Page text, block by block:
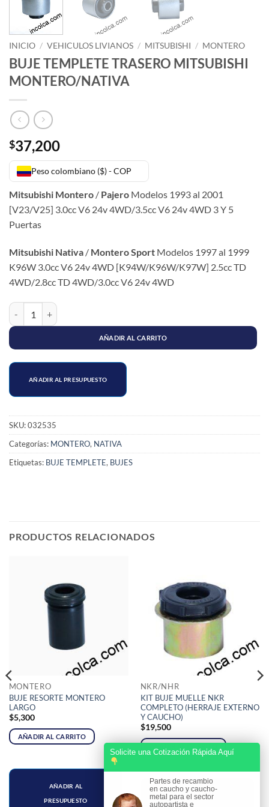
INICIO / VEHICULOS LIVIANOS / MITSUBISHI / MONTERO
BUJE TEMPLETE TRASERO MITSUBISHI
MONTERO/NATIVA
$37,200
Peso colombiano ($) - COP
Mitsubishi Montero / Pajero Modelos 1993 al 2001
[V23/V25] 3.0cc V6 24v 4WD/3.5cc V6 24v 4WD 3 Y 5
Puertas
Mitsubishi Nativa / MonteroSport Modelos 1997 al 1999
K96W 3.0cc V6 24v 4WD [K94W/K96W/K97W] 2.5cc TD
4WD/2.8cc TD 4WD/3.0cc V6 24v 4WD
BUJE TEMPLETE TRASERO MITSUBISHI MONTERO/NATIVA
AÑADIR AL CARRITO
AÑADIR AL PRESUPUESTO
SKU:032535
Categorías: MONTERO, NATIVA
Etiquetas: BUJE TEMPLETE, BUJES
PRODUCTOS RELACIONADOS
MONTERO
BUJE RESORTE MONTERO
LARGO
$5,300
AÑADIR AL CARRITO
AÑADIR AL
PRESUPUESTO
NKR/NHR
KIT BUJE MUELLE NKR
COMPLETO (HERRAJE EXTERNO
Y CAUCHO)
$19,500
AÑADIR AL
Solicite una Cotización Rápida Aquí
Partes de recambio
en caucho y caucho-
metal para el sector
autopartista e